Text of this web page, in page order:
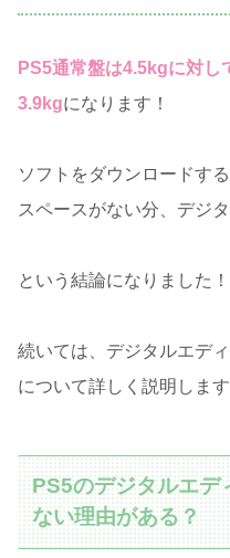
PS5通常盤は4.5kgに対し
3.9kgになります！
ソフトをダウンロードす
スペースがない分、デジ
という結論になりました！
続いては、デジタルエデ
について詳しく説明します
PS5のデジタルエデ
ない理由がある？